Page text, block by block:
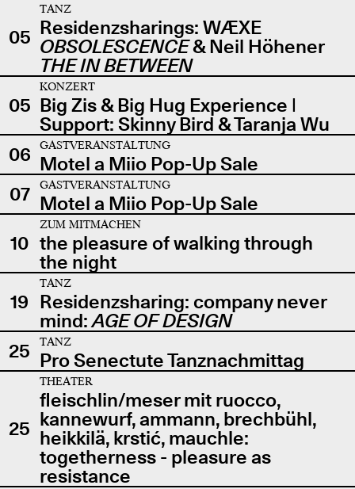
05
TANZ
Residenzsharings: WÆXE
OBSOLESCENCE& Neil Höhener
THE IN BETWEEN
05
KONZERT
Big Zis & Big Hug Experience |
Support: Skinny Bird & Taranja Wu
06
GASTVERANSTALTUNG
Motel a Miio Pop-Up Sale
07
GASTVERANSTALTUNG
Motel a Miio Pop-Up Sale
10
ZUM MITMACHEN
the pleasure of walking through
the night
19
TANZ
Residenzsharing: company never
mind:AGE OF DESIGN
25
TANZ
Pro Senectute Tanznachmittag
25
THEATER
fleischlin/meser mit ruocco,
kannewurf, ammann, brechbühl,
heikkilä, krstić, mauchle:
togetherness - pleasure as
resistance